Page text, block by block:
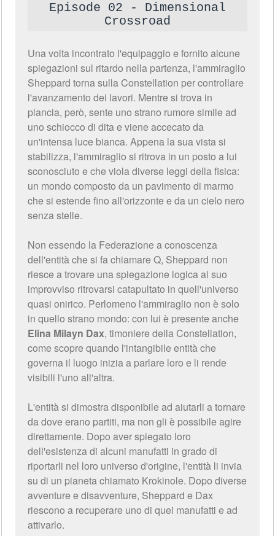
Episode 02 - Dimensional
Crossroad
Una volta incontrato l'equipaggio e fornito alcune
spiegazioni sul ritardo nella partenza, l'ammiraglio
Sheppard torna sulla Constellation per controllare
l'avanzamento dei lavori. Mentre si trova in
plancia, però, sente uno strano rumore simile ad
uno schiocco di dita e viene accecato da
un'intensa luce bianca. Appena la sua vista si
stabilizza, l'ammiraglio si ritrova in un posto a lui
sconosciuto e che viola diverse leggi della fisica:
un mondo composto da un pavimento di marmo
che si estende fino all'orizzonte e da un cielo nero
senza stelle.
Non essendo la Federazione a conoscenza
dell'entità che si fa chiamare Q, Sheppard non
riesce a trovare una spiegazione logica al suo
improvviso ritrovarsi catapultato in quell'universo
quasi onirico. Perlomeno l'ammiraglio non è solo
in quello strano mondo: con lui è presente anche
Elina Milayn Dax, timoniere della Constellation,
come scopre quando l'intangibile entità che
governa il luogo inizia a parlare loro e li rende
visibili l'uno all'altra.
L'entità si dimostra disponibile ad aiutarli a tornare
da dove erano partiti, ma non gli è possibile agire
direttamente. Dopo aver spiegato loro
dell'esistenza di alcuni manufatti in grado di
riportarli nel loro universo d'origine, l'entità li invia
su di un pianeta chiamato Krokinole. Dopo diverse
avventure e disavventure, Sheppard e Dax
riescono a recuperare uno di quei manufatti e ad
attivarlo.